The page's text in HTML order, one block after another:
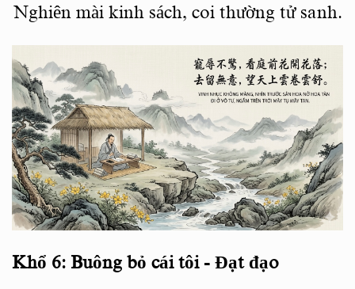
Nghiên mài kinh sách, coi thường tử sanh.
Khổ 6: Buông bỏ cái tôi - Đạt đạo